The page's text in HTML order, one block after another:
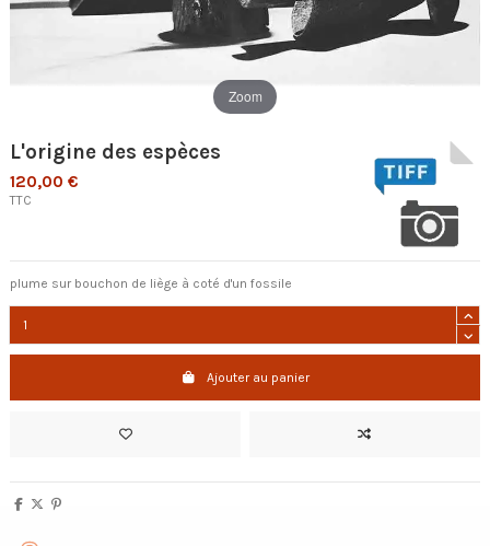
Zoom
L'origine des espèces
120,00 €
TTC
plume sur bouchon de liège à coté d'un fossile
Ajouter au panier